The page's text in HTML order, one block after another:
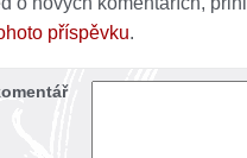
příspěvku.